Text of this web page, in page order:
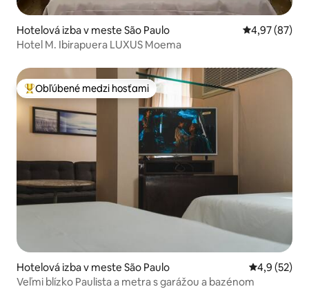
Hotelová izba v meste São Paulo Priemerné
4,97 (87)
Hotel M. Ibirapuera LUXUS Moema
Najobľúbenejšie medzi hosťami
Obľúbené medzi hosťami
Hotelová izba v meste São Paulo Priemerné
4,9 (52)
Veľmi blízko Paulista a metra s garážou a bazénom